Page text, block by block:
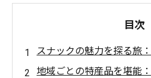
目次
スナックの魅力を探る旅
地域ごとの特産品を堪能